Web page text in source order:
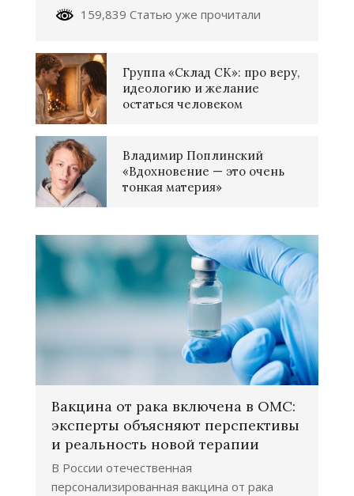
159,839 Статью уже прочитали
Группа «Склад СК»: про веру,
идеологию и желание
остаться человеком
Владимир Поплинский
«Вдохновение — это очень
тонкая материя»
Вакцина от рака включена в ОМС:
эксперты объясняют перспективы
и реальность новой терапии
В России отечественная
персонализированная вакцина от рака